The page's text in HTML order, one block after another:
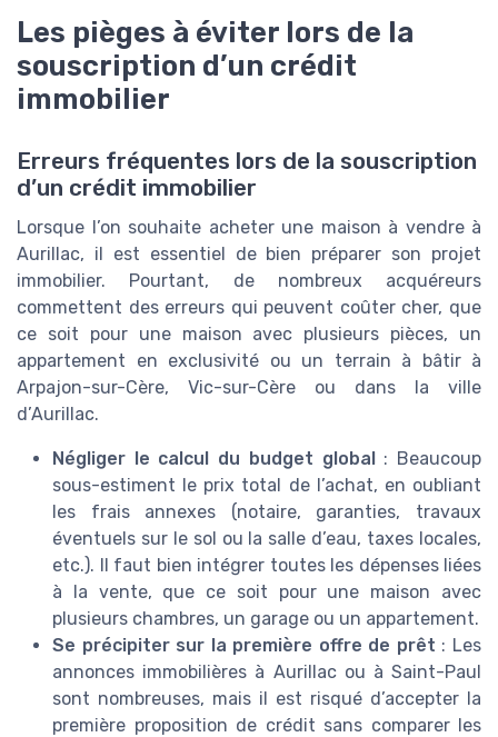
Les pièges à éviter lors de la
souscription d’un crédit
immobilier
Erreurs fréquentes lors de la souscription
d’un crédit immobilier
Lorsque l’on souhaite acheter une maison à vendre à
Aurillac, il est essentiel de bien préparer son projet
immobilier. Pourtant, de nombreux acquéreurs
commettent des erreurs qui peuvent coûter cher, que
ce soit pour une maison avec plusieurs pièces, un
appartement en exclusivité ou un terrain à bâtir à
Arpajon-sur-Cère, Vic-sur-Cère ou dans la ville
d’Aurillac.
Négliger le calcul du budget global: Beaucoup
sous-estiment le prix total de l’achat, en oubliant
les frais annexes (notaire, garanties, travaux
éventuels sur le sol ou la salle d’eau, taxes locales,
etc.). Il faut bien intégrer toutes les dépenses liées
à la vente, que ce soit pour une maison avec
plusieurs chambres, un garage ou un appartement.
Se précipiter sur la première offre de prêt : Les
annonces immobilières à Aurillac ou à Saint-Paul
sont nombreuses, mais il est risqué d’accepter la
première proposition de crédit sans comparer les